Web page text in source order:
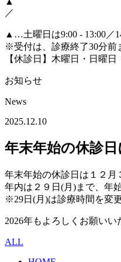
／
▲ …土曜日は9:00 - 13:00／
※受付は、診療終了30分前
【休診日】木曜日・日曜日
お知らせ
News
2025.12.10
年末年始の休診
年末年始の休診日は１２月
年内は２９日(月)まで、年
※29日(月)は診療時間を変
2026年もよろしくお願いい
ALL